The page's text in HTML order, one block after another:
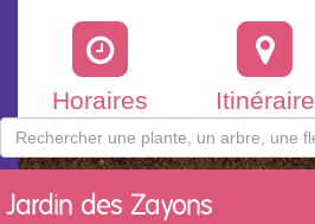
Horaires Itinéraire
Jardin des Zayons